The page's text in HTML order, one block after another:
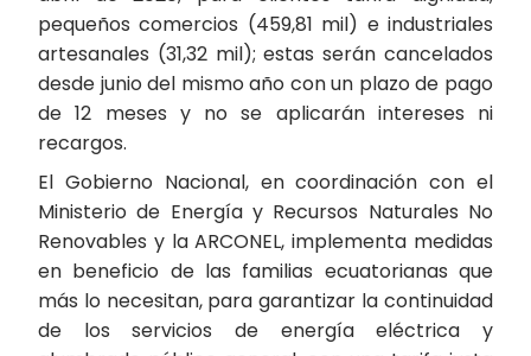
pequeños comercios (459,81 mil) e industriales
artesanales (31,32 mil); estas serán cancelados
desde junio del mismo año con un plazo de pago
de 12 meses y no se aplicarán intereses ni
recargos.
El Gobierno Nacional, en coordinación con el
Ministerio de Energía y Recursos Naturales No
Renovables y la ARCONEL, implementa medidas
en beneficio de las familias ecuatorianas que
más lo necesitan, para garantizar la continuidad
de los servicios de energía eléctrica y